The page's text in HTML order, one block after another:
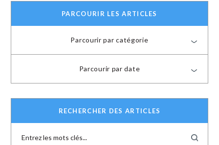
PARCOURIR LES ARTICLES
Parcourir par catégorie
Parcourir par date
RECHERCHER DES ARTICLES